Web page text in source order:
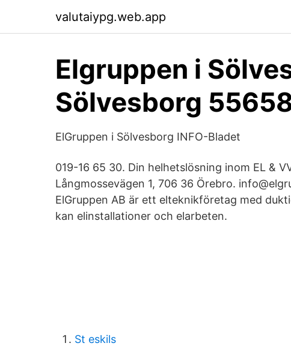
valutaiypg.web.app
Elgruppen i
Sölvesborg
ElGruppen i Sölvesborg INFO-Bladet
019-16 65 30. Din helhetslösning inom EL &
Långmossevägen 1, 706 36 Örebro.
ElGruppen AB är ett elteknikföretag med
kan elinstallationer och elarbeten.
St eskils